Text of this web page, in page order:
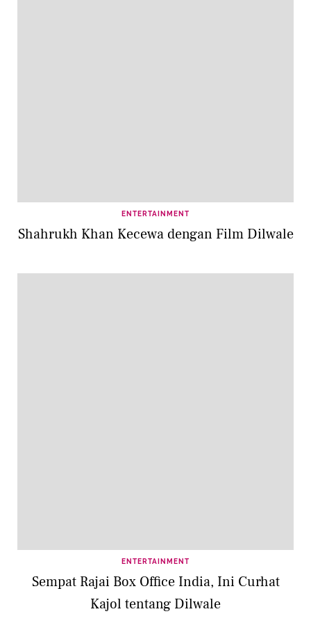
ENTERTAINMENT
Shahrukh Khan Kecewa dengan Film Dilwale
ENTERTAINMENT
Sempat Rajai Box Office India, Ini Curhat
Kajol tentang Dilwale